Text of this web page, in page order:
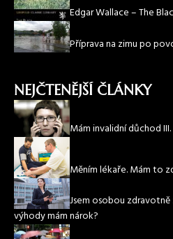
Edgar Wallace – The
Příprava na zimu po
NEJČTENĚJŠÍ ČLÁNKY
Mám invalidní důchod
Měním lékaře. Mám to
Jsem osobou
výhody mám nárok?